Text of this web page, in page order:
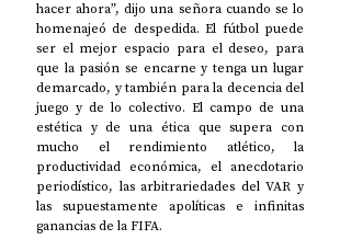
hacer ahora”, dijo una señora cuando se lo
homenajeó de despedida. El fútbol puede
ser el mejor espacio para el deseo, para
que la pasión se encarne y tenga un lugar
demarcado, y también para la decencia del
juego y de lo colectivo. El campo de una
estética y de una ética que supera con
mucho el rendimiento atlético, la
productividad económica, el anecdotario
periodístico, las arbitrariedades del VAR y
las supuestamente apolíticas e infinitas
ganancias de la FIFA.